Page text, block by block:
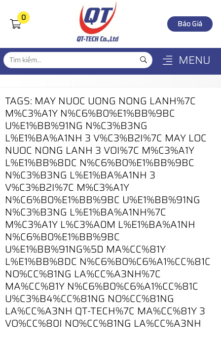
0
Báo Giá
MENU
TAGS: MAY NUOC UONG NONG LANH%7C
M%C3%A1Y N%C6%B0%E1%BB%9BC
U%E1%BB%91NG N%C3%B3NG
L%E1%BA%A1NH 3 V%C3%B2I%7C MAY LOC
NUOC NONG LANH 3 VOI%7C M%C3%A1Y
L%E1%BB%8DC N%C6%B0%E1%BB%9BC
N%C3%B3NG L%E1%BA%A1NH 3
V%C3%B2I%7C M%C3%A1Y
N%C6%B0%E1%BB%9BC U%E1%BB%91NG
N%C3%B3NG L%E1%BA%A1NH%7C
M%C3%A1Y L%C3%A0M L%E1%BA%A1NH
N%C6%B0%E1%BB%9BC
U%E1%BB%91NG%5D MA%CC%81Y
L%E1%BB%8DC N%C6%B0%C6%A1%CC%81C
NO%CC%81NG LA%CC%A3NH%7C
MA%CC%81Y N%C6%B0%C6%A1%CC%81C
U%C3%B4%CC%81NG NO%CC%81NG
LA%CC%A3NH QT-TECH%7C MA%CC%81Y 3
VO%CC%80I NO%CC%81NG LA%CC%A3NH